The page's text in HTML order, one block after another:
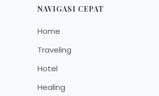
NAVIGASI CEPAT
Home
Traveling
Hotel
Healing